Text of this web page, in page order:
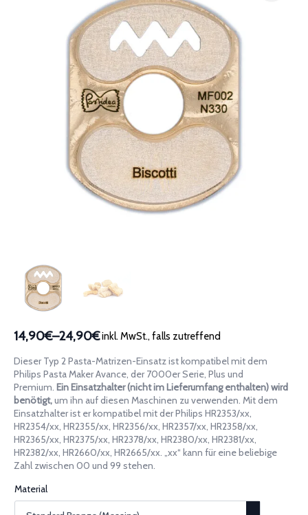
14,90€–24,90€
Preisspanne:
14,90€
bis
24,90€
inkl. MwSt., falls zutreffend
Dieser Typ 2 Pasta-Matrizen-Einsatz ist kompatibel mit dem
Philips Pasta Maker Avance, der 7000er Serie, Plus und
Premium. Ein Einsatzhalter (nicht im Lieferumfang enthalten) wird
benötigt,um ihn auf diesen Maschinen zu verwenden. Mit dem
Einsatzhalter ist er kompatibel mit der Philips HR2353/xx,
HR2354/xx, HR2355/xx, HR2356/xx, HR2357/xx, HR2358/xx,
HR2365/xx, HR2375/xx, HR2378/xx, HR2380/xx, HR2381/xx,
HR2382/xx, HR2660/xx, HR2665/xx. „xx“ kann für eine beliebige
Zahl zwischen 00 und 99 stehen.
Material